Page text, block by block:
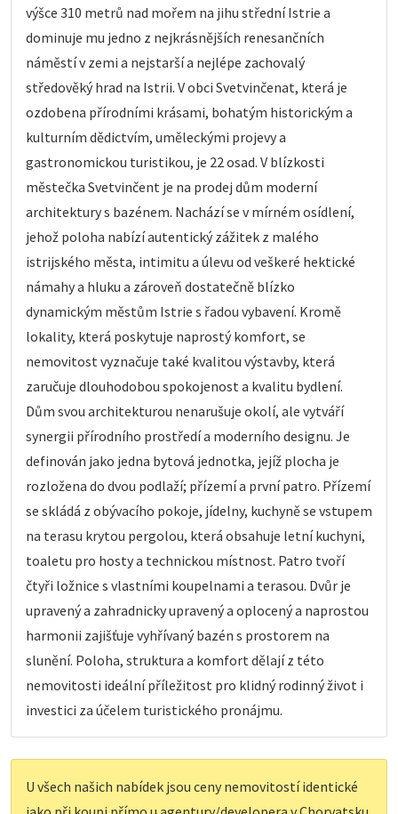
výšce 310 metrů nad mořem na jihu střední Istrie a
dominuje mu jedno z nejkrásnějších renesančních
náměstí v zemi a nejstarší a nejlépe zachovalý
středověký hrad na Istrii. V obci Svetvinčenat, která je
ozdobena přírodními krásami, bohatým historickým a
kulturním dědictvím, uměleckými projevy a
gastronomickou turistikou, je 22 osad. V blízkosti
městečka Svetvinčent je na prodej dům moderní
architektury s bazénem. Nachází se v mírném osídlení,
jehož poloha nabízí autentický zážitek z malého
istrijského města, intimitu a úlevu od veškeré hektické
námahy a hluku a zároveň dostatečně blízko
dynamickým městům Istrie s řadou vybavení. Kromě
lokality, která poskytuje naprostý komfort, se
nemovitost vyznačuje také kvalitou výstavby, která
zaručuje dlouhodobou spokojenost a kvalitu bydlení.
Dům svou architekturou nenarušuje okolí, ale vytváří
synergii přírodního prostředí a moderního designu. Je
definován jako jedna bytová jednotka, jejíž plocha je
rozložena do dvou podlaží; přízemí a první patro. Přízemí
se skládá z obývacího pokoje, jídelny, kuchyně se vstupem
na terasu krytou pergolou, která obsahuje letní kuchyni,
toaletu pro hosty a technickou místnost. Patro tvoří
čtyři ložnice s vlastními koupelnami a terasou. Dvůr je
upravený a zahradnicky upravený a oplocený a naprostou
harmonii zajišťuje vyhřívaný bazén s prostorem na
slunění. Poloha, struktura a komfort dělají z této
nemovitosti ideální příležitost pro klidný rodinný život i
investici za účelem turistického pronájmu.
U všech našich nabídek jsou ceny nemovitostí identické